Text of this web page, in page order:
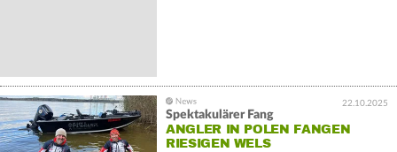
22.10.2025
Spektakulärer Fang
ANGLER IN POLEN FANGEN
RIESIGEN WELS